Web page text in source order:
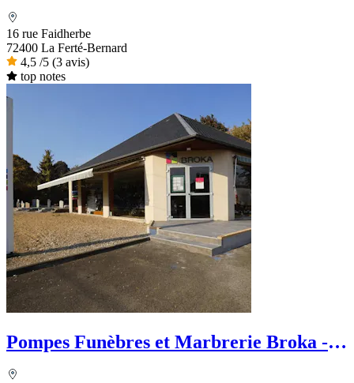
16 rue Faidherbe
72400 La Ferté-Bernard
4,5 /5 (3 avis)
top notes
Pompes Funèbres et Marbrerie Broka -